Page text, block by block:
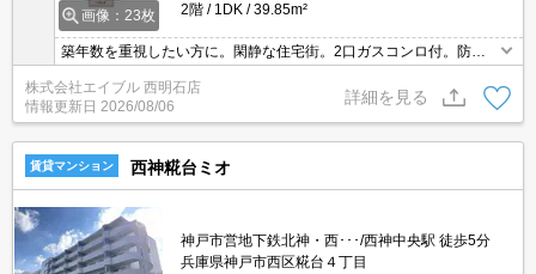
画像：23枚
2階
1DK 39.85m²
築年数を重視したい方に。閑静な住宅街。2口ガスコンロ付。防犯
カメラついてます。インターネット無料。駐車場1台分無料。ちょ
っと広めのお部屋をお探しのあなたへ。ぜひお問い合わせくださ
い!。
株式会社エイブル 西明石店
情報更新日 2026/08/06
詳細を見る
賃貸マンション 西神糀台ミオ
神戸市営地下鉄北神・西･･･/西神中央駅 徒歩5分
兵庫県神戸市西区糀台４丁目